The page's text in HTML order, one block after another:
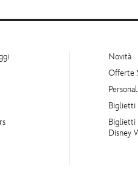
Novità
Offerte
Biglietti
Biglietti
Disney